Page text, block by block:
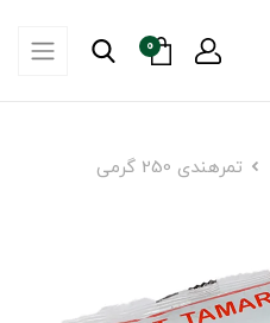
0
تمرهندی 250 گرمی